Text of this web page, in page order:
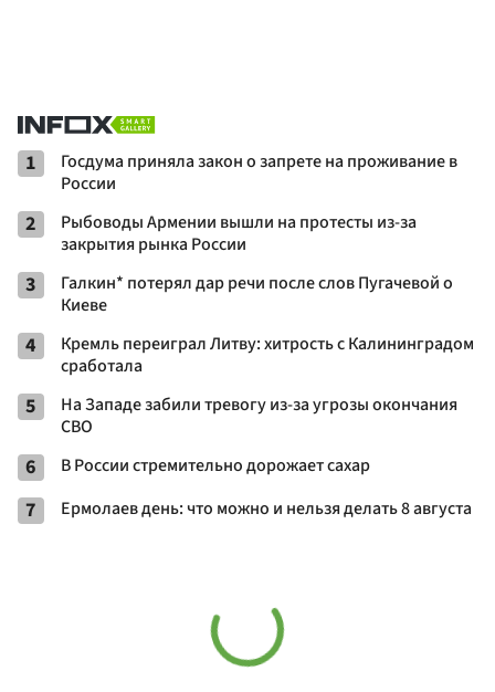
1
Госдума приняла закон о запрете на проживание в
России
2
Рыбоводы Армении вышли на протесты из-за
закрытия рынка России
3
Галкин* потерял дар речи после слов Пугачевой о
Киеве
4
Кремль переиграл Литву: хитрость с Калининградом
сработала
5
На Западе забили тревогу из-за угрозы окончания
СВО
6 В России стремительно дорожает сахар
7 Ермолаев день: что можно и нельзя делать 8 августа